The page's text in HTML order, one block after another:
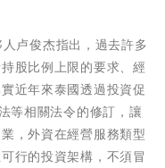
卢俊杰指出，過去許多
股比例上限的要求、經
近年來泰國透過投資促
等相關法令的修訂，讓
，外資在經營服務類型
行的投資架構，不須冒